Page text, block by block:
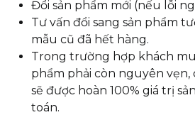
Đổi sản phẩm mới (nếu lỗi
Tư vấn đổi sang sản phẩm
mẫu cũ đã hết hàng.
Trong trường hợp khách
phẩm phải còn nguyên vẹn,
sẽ được hoàn 100% giá trị
toán.